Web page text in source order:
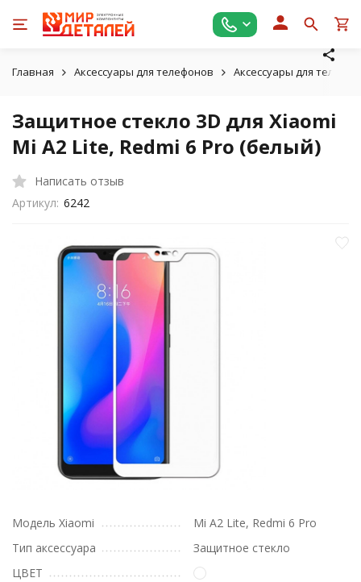
Главная Аксессуары для телефонов Аксессуары для
Защитное стекло 3D для Xiaomi
Mi A2 Lite, Redmi 6 Pro (белый)
Написать отзыв
Артикул: 6242
Модель Xiaomi
Mi A2 Lite, Redmi 6 Pro
Тип аксессуара
Защитное стекло
ЦВЕТ